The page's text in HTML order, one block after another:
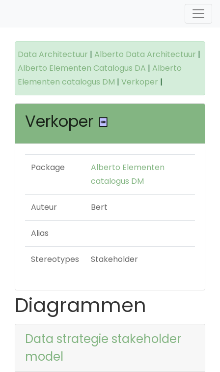
Data Architectuur | Alberto Data Architectuur |
Alberto Elementen Catalogus DA | Alberto
Elementen catalogus DM | Verkoper |
Verkoper
Package
Alberto Elementen
catalogus DM
Auteur Bert
Alias
Stereotypes Stakeholder
Diagrammen
Data strategie stakeholder
model